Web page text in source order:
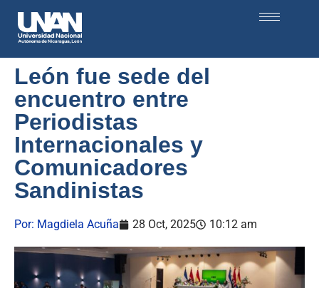
León fue sede del
encuentro entre
Periodistas
Internacionales y
Comunicadores
Sandinistas
Por: Magdiela Acuña 28 Oct, 2025 10:12 am